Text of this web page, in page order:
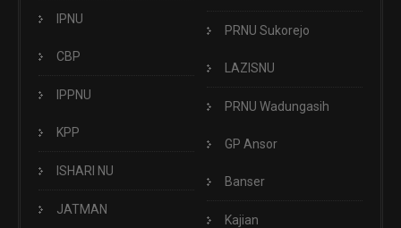
IPNU
CBP
IPPNU
KPP
ISHARI NU
JATMAN
PRNU Sukorejo
LAZISNU
PRNU Wadungasih
GP Ansor
Banser
Kajian